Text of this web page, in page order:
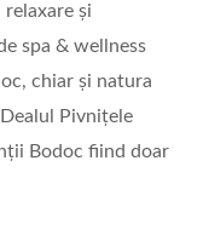
și
spa & wellness
chiar și natura
Pivnițele
Bodoc fiind doar